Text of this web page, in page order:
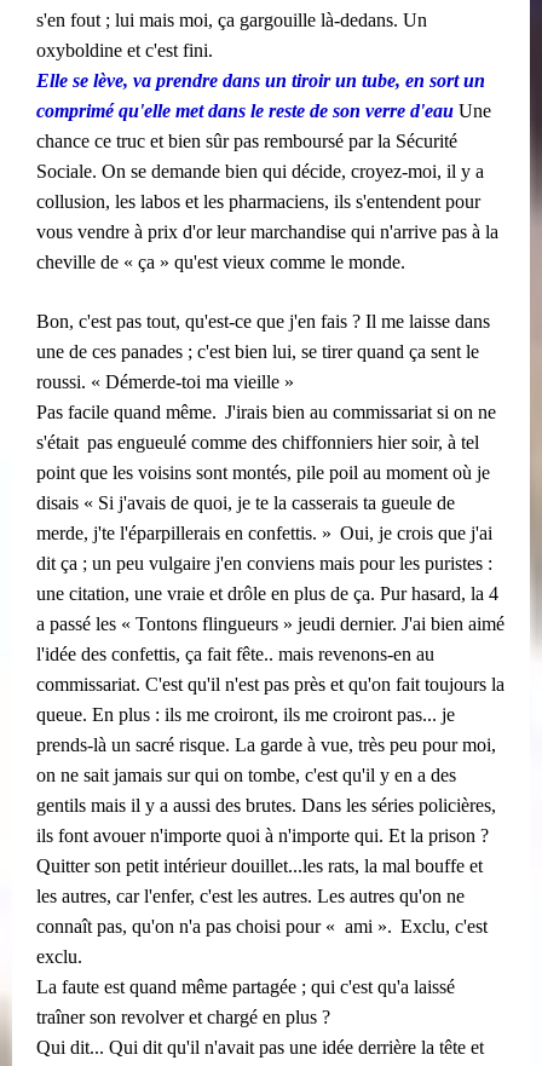
s'en fout ; lui mais moi, ça gargouille là-dedans. Un
oxyboldine et c'est fini.
Elle se lève, va prendre dans un tiroir un tube, en sort un
comprimé qu'elle met dans le reste de son verre d'eau Une
chance ce truc et bien sûr pas remboursé par la Sécurité
Sociale. On se demande bien qui décide, croyez-moi, il y a
collusion, les labos et les pharmaciens, ils s'entendent pour
vous vendre à prix d'or leur marchandise qui n'arrive pas à la
cheville de « ça » qu'est vieux comme le monde.
Bon, c'est pas tout, qu'est-ce que j'en fais ? Il me laisse dans
une de ces panades ; c'est bien lui, se tirer quand ça sent le
roussi. « Démerde-toi ma vieille »
Pas facile quand même. J'irais bien au commissariat si on ne
s'était pas engueulé comme des chiffonniers hier soir, à tel
point que les voisins sont montés, pile poil au moment où je
disais « Si j'avais de quoi, je te la casserais ta gueule de
merde, j'te l'éparpillerais en confettis. » Oui, je crois que j'ai
dit ça ; un peu vulgaire j'en conviens mais pour les puristes :
une citation, une vraie et drôle en plus de ça. Pur hasard, la 4
a passé les « Tontons flingueurs » jeudi dernier. J'ai bien aimé
l'idée des confettis, ça fait fête.. mais revenons-en au
commissariat. C'est qu'il n'est pas près et qu'on fait toujours la
queue. En plus : ils me croiront, ils me croiront pas... je
prends-là un sacré risque. La garde à vue, très peu pour moi,
on ne sait jamais sur qui on tombe, c'est qu'il y en a des
gentils mais il y a aussi des brutes. Dans les séries policières,
ils font avouer n'importe quoi à n'importe qui. Et la prison ?
Quitter son petit intérieur douillet...les rats, la mal bouffe et
les autres, car l'enfer, c'est les autres. Les autres qu'on ne
connaît pas, qu'on n'a pas choisi pour « ami ». Exclu, c'est
exclu.
La faute est quand même partagée ; qui c'est qu'a laissé
traîner son revolver et chargé en plus ?
Qui dit... Qui dit qu'il n'avait pas une idée derrière la tête et